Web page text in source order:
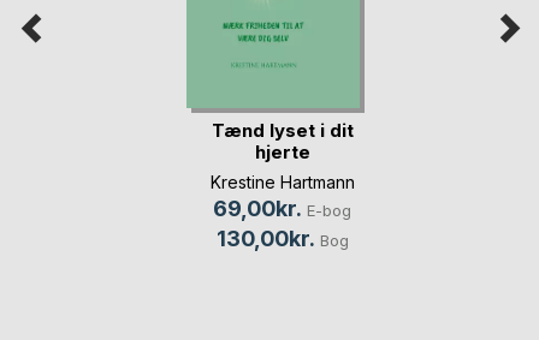
Tænd lyset i dit
hjerte
Krestine Hartmann
69,00kr. E-bog
130,00kr. Bog